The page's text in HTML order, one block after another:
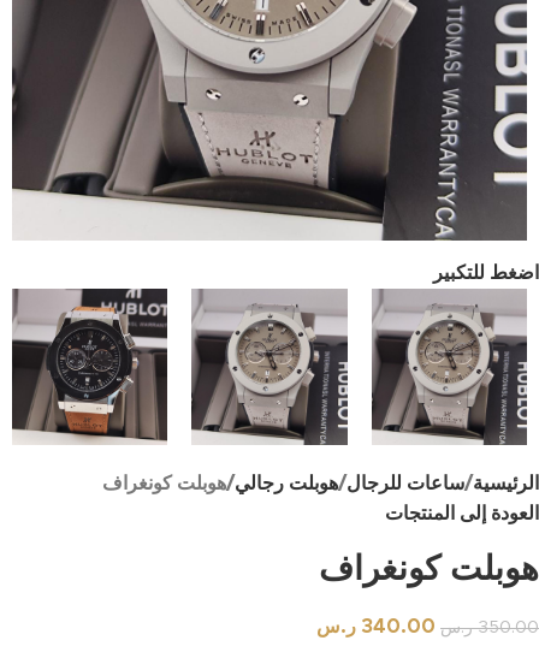
اضغط للتكبير
الرئيسية ساعات للرجال هوبلت رجالي هوبلت كونغراف
العودة إلى المنتجات
هوبلت كونغراف
350.00 ر.س 340.00 ر.س